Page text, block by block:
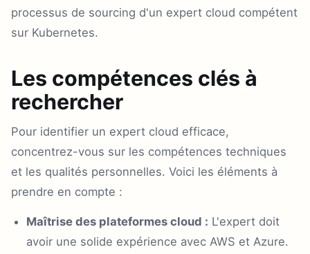
processus de sourcing d'un expert cloud compétent
sur Kubernetes.
Les compétences clés à
rechercher
Pour identifier un expert cloud efficace,
concentrez-vous sur les compétences techniques
et les qualités personnelles. Voici les éléments à
prendre en compte :
Maîtrise des plateformes cloud : L'expert doit
avoir une solide expérience avec AWS et Azure.